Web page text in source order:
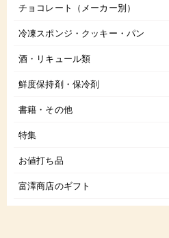
チョコレート（メーカー別）
冷凍スポンジ・クッキー・パン
酒・リキュール類
鮮度保持剤・保冷剤
書籍・その他
特集
お値打ち品
富澤商店のギフト